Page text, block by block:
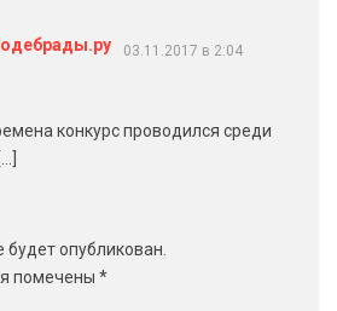
03.11.2017 в 2:04
конкурс проводился среди
опубликован.
помечены *